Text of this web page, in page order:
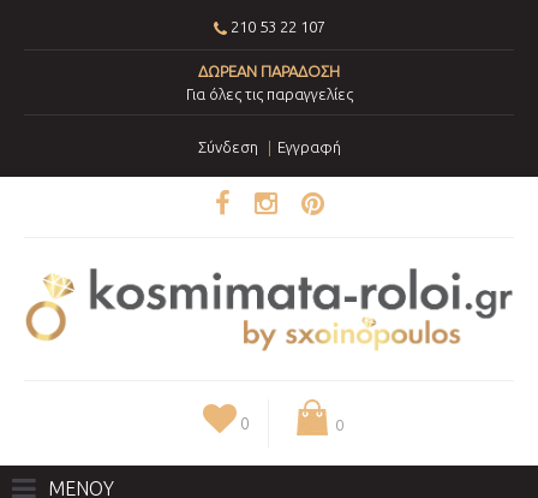
210 53 22 107
ΔΩΡΕΑΝ ΠΑΡΑΔΟΣΗ
Για όλες τις παραγγελίες
Σύνδεση Εγγραφή
0 0
ΜΕΝΟΥ